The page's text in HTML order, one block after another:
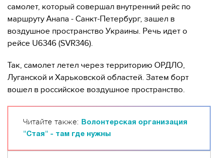
самолет, который совершал внутренний рейс по
маршруту Анапа - Санкт-Петербург, зашел в
воздушное пространство Украины. Речь идет о
рейсе U6346 (SVR346).
Так, самолет летел через территорию ОРДЛО,
Луганской и Харьковской областей. Затем борт
вошел в российское воздушное пространство.
Читайте также:
Волонтерская организация
"Стая" - там где нужны